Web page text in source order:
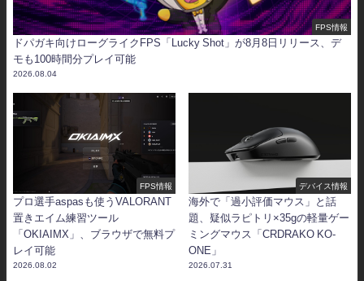
FPS情報
ドパガキ向けローグライクFPS「Lucky Shot」が8月8日リリース、デ
モも100時間分プレイ可能
2026.08.04
FPS情報
プロ選手aspasも使うVALORANT
置きエイム練習ツール
「OKIAIMX」、ブラウザで無料プ
レイ可能
2026.08.02
デバイス情報
海外で「過小評価マウス」と話
題、疑似ラピトリ×35gの軽量ゲー
ミングマウス「CRDRAKO KO-
ONE」
2026.07.31